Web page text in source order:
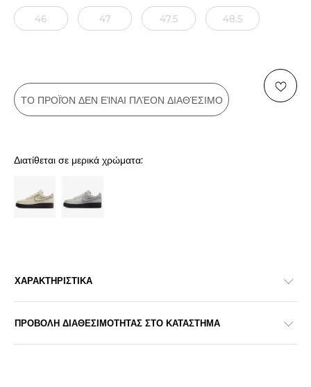
46 47 47.5 48.5
ΤΟ ΠΡΟΪΌΝ ΔΕΝ ΕΊΝΑΙ ΠΛΈΟΝ ΔΙΑΘΈΣΙΜΟ
Διατίθεται σε μερικά χρώματα:
ΧΑΡΑΚΤΗΡΙΣΤΙΚΑ
ΠΡΟΒΟΛΗ ΔΙΑΘΕΣΙΜΟΤΗΤΑΣ ΣΤΟ ΚΑΤΑΣΤΗΜΑ